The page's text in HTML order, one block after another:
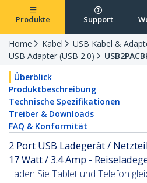
Produkte Support
Home Kabel
USB Kabel &
USB Adapter (USB 2.0)
Überblick
Produktbeschreibung
Technische Spezifikationen
Treiber & Downloads
FAQ & Konformität
2 Port USB Ladegerät /
17 Watt / 3.4 Amp -
Laden Sie Tablet und Telefon